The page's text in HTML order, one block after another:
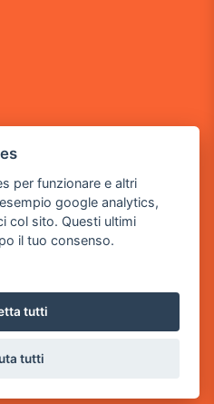
BS
per funzionare e altri
google analytics,
col sito. Questi ultimi
il tuo consenso.
tutti
tutti